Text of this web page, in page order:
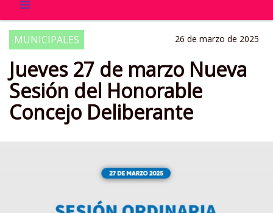
MUNICIPALES 26 de marzo de 2025
Jueves 27 de marzo Nueva
Sesión del Honorable
Concejo Deliberante